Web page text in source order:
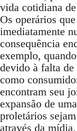
vida cotidiana
Os operários
imediatamente
consequência
exemplo,
devido à falta de
como
encontram seu
expansão de
proletários
através da